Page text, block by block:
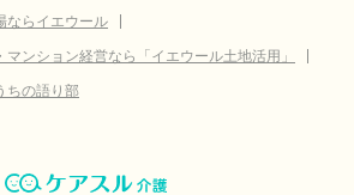
ならイエウール
ンション経営なら「イエウール土地活用」
ちの語り部